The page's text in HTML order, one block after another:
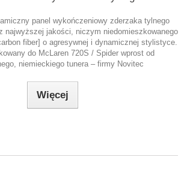
panel wykończeniowy zderzaka tylnego
najwyższej jakości, niczym niedomieszkowanego
fiber] o agresywnej i dynamicznej stylistyce.
do McLaren 720S / Spider wprost od
niemieckiego tunera – firmy Novitec
Więcej